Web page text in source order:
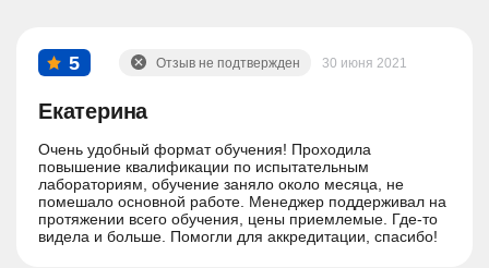
5
Екатерина
30 июня 2021
Отзыв не подтвержден
Очень удобный формат обучения! Проходила
повышение квалификации по испытательным
лабораториям, обучение заняло около месяца, не
помешало основной работе. Менеджер поддерживал на
протяжении всего обучения, цены приемлемые. Где-то
видела и больше. Помогли для аккредитации, спасибо!